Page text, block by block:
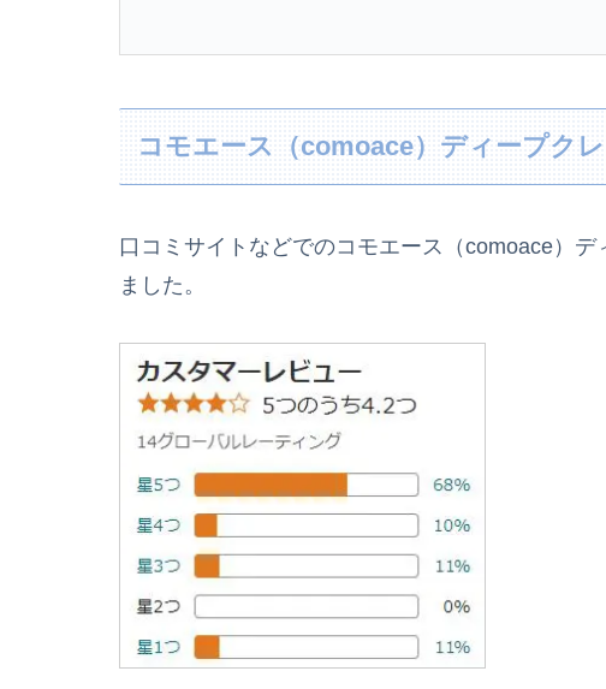
コモエース（comoace）ディープク
口コミサイトなどでのコモエース（comoace）
ました。